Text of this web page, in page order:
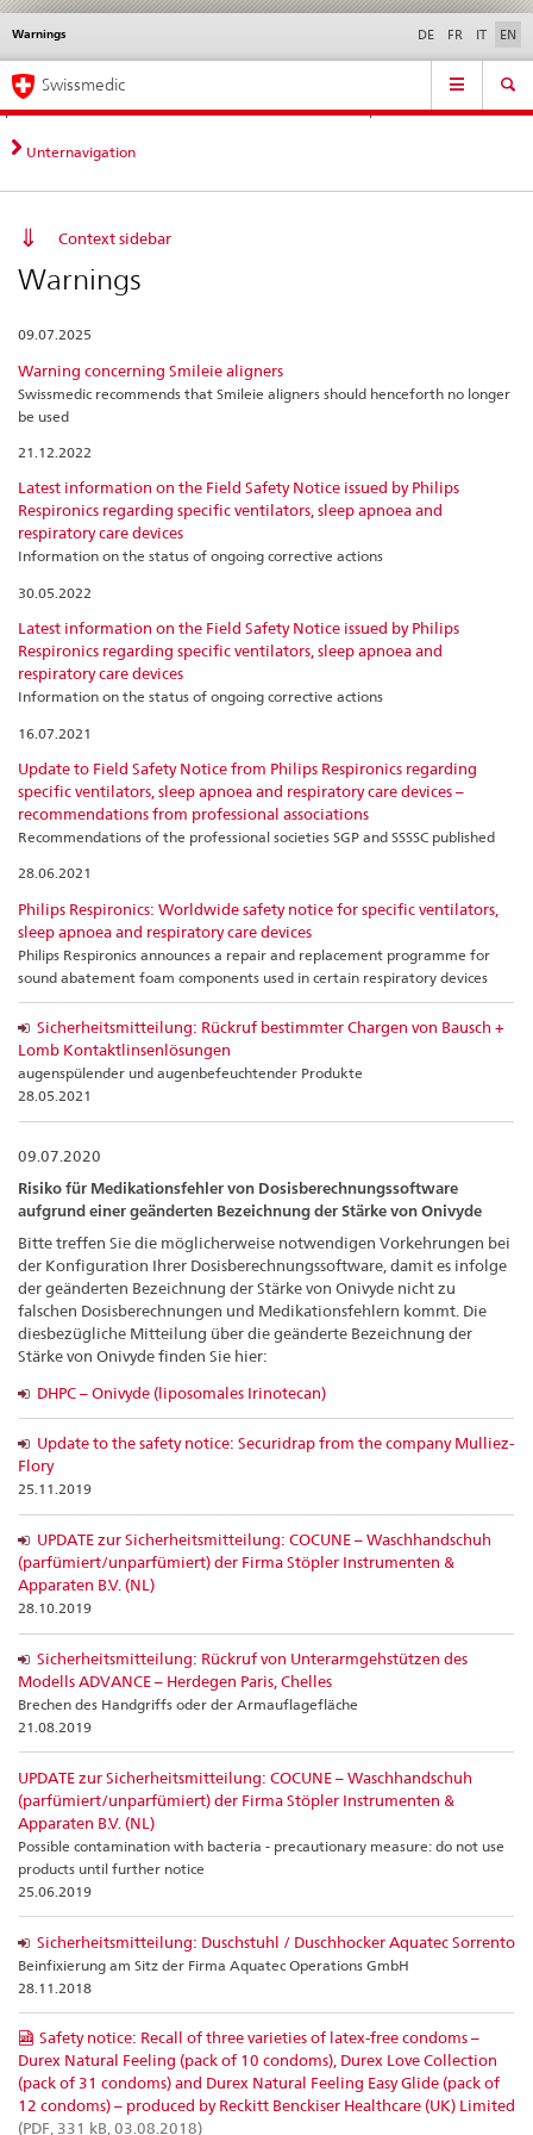
Direct
navigation:
news,
legal
contact
News &
standards
Contact | Support &
Help
Warnings
Languages DE FR IT EN
Service
Main
Navigation
Swissmedic
Unternavigation
Context sidebar
Warnings
09.07.2025
Warning concerning Smileie aligners
Swissmedic recommends that Smileie aligners should henceforth no longer
be used
21.12.2022
Latest information on the Field Safety Notice issued by Philips
Respironics regarding specific ventilators, sleep apnoea and
respiratory care devices
Information on the status of ongoing corrective actions
30.05.2022
Latest information on the Field Safety Notice issued by Philips
Respironics regarding specific ventilators, sleep apnoea and
respiratory care devices
Information on the status of ongoing corrective actions
16.07.2021
Update to Field Safety Notice from Philips Respironics regarding
specific ventilators, sleep apnoea and respiratory care devices –
recommendations from professional associations
Recommendations of the professional societies SGP and SSSSC published
28.06.2021
Philips Respironics: Worldwide safety notice for specific ventilators,
sleep apnoea and respiratory care devices
Philips Respironics announces a repair and replacement programme for
sound abatement foam components used in certain respiratory devices
Sicherheitsmitteilung: Rückruf bestimmter Chargen von Bausch +
Lomb Kontaktlinsenlösungen
augenspülender und augenbefeuchtender Produkte
28.05.2021
09.07.2020
Risiko für Medikationsfehler von Dosisberechnungssoftware
aufgrund einer geänderten Bezeichnung der Stärke von Onivyde
Bitte treffen Sie die möglicherweise notwendigen Vorkehrungen bei
der Konfiguration Ihrer Dosisberechnungssoftware, damit es infolge
der geänderten Bezeichnung der Stärke von Onivyde nicht zu
falschen Dosisberechnungen und Medikationsfehlern kommt. Die
diesbezügliche Mitteilung über die geänderte Bezeichnung der
Stärke von Onivyde finden Sie hier:
DHPC – Onivyde (liposomales Irinotecan)
Update to the safety notice: Securidrap from the company Mulliez-
Flory
25.11.2019
UPDATE zur Sicherheitsmitteilung: COCUNE – Waschhandschuh
(parfümiert/unparfümiert) der Firma Stöpler Instrumenten &
Apparaten B.V. (NL)
28.10.2019
Sicherheitsmitteilung: Rückruf von Unterarmgehstützen des
Modells ADVANCE – Herdegen Paris, Chelles
Brechen des Handgriffs oder der Armauflagefläche
21.08.2019
UPDATE zur Sicherheitsmitteilung: COCUNE – Waschhandschuh
(parfümiert/unparfümiert) der Firma Stöpler Instrumenten &
Apparaten B.V. (NL)
Possible contamination with bacteria - precautionary measure: do not use
products until further notice
25.06.2019
Sicherheitsmitteilung: Duschstuhl / Duschhocker Aquatec Sorrento
Beinfixierung am Sitz der Firma Aquatec Operations GmbH
28.11.2018
Safety notice: Recall of three varieties of latex-free condoms –
Durex Natural Feeling (pack of 10 condoms), Durex Love Collection
(pack of 31 condoms) and Durex Natural Feeling Easy Glide (pack of
12 condoms) – produced by Reckitt Benckiser Healthcare (UK) Limited
(PDF, 331 kB, 03.08.2018)